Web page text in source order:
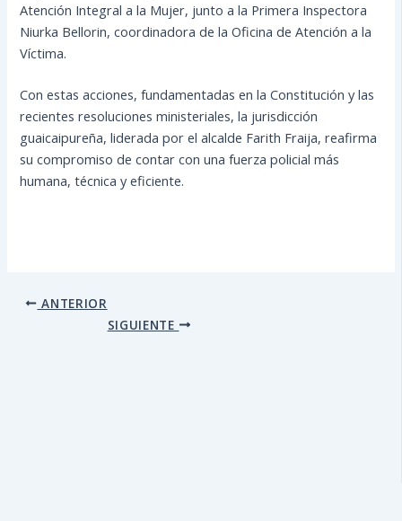
Atención Integral a la Mujer, junto a la Primera Inspectora
Niurka Bellorin, coordinadora de la Oficina de Atención a la
Víctima.
Con estas acciones, fundamentadas en la Constitución y las
recientes resoluciones ministeriales, la jurisdicción
guaicaipureña, liderada por el alcalde Farith Fraija, reafirma
su compromiso de contar con una fuerza policial más
humana, técnica y eficiente.
ANTERIOR
SIGUIENTE